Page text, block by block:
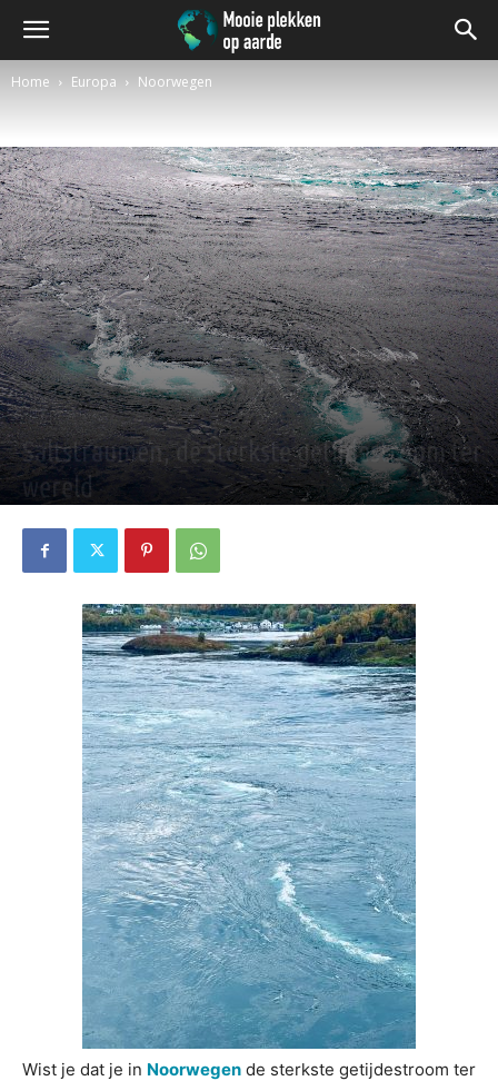
Home Europa Noorwegen
Noorwegen
Saltstraumen, de sterkste getijdestroom ter
wereld
Wist je dat je in Noorwegen de sterkste getijdestroom ter